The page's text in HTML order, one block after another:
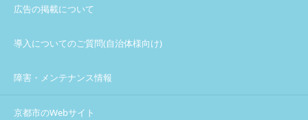
広告の掲載について
導入についてのご質問(自治体様向け)
障害・メンテナンス情報
京都市のWebサイト